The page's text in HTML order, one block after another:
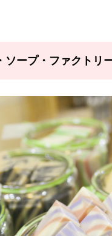
ソープ・ファクト